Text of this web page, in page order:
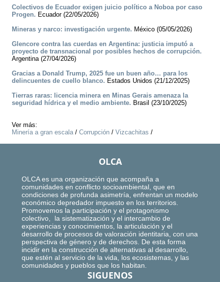
Colectivos de Ecuador exigen juicio político a Noboa por caso
Progen. Ecuador (22/05/2026)
Mineras y narco: investigación urgente. México (05/05/2026)
Glencore contra las cuerdas en Argentina: justicia imputó a
proyecto de transnacional por posibles hechos de corrupción.
Argentina (27/04/2026)
Gracias a Donald Trump, 2025 fue un buen año… para los
delincuentes de cuello blanco. Estados Unidos (21/12/2025)
Tierras raras: licencia minera en Minas Gerais amenaza la
seguridad hídrica y el medio ambiente. Brasil (23/10/2025)
Ver más:
Minería a gran escala/ Corrupción / Vizcachitas /
OLCA
OLCA es una organización que acompaña a
comunidades en conflicto socioambiental, que en
condiciones de profunda asimetría, enfrentan un modelo
económico depredador impuesto en los territorios.
Promovemos la participación y el protagonismo
colectivo, la sistematización y el intercambio de
experiencias y conocimientos, la articulación y el
desarrollo de procesos de valoración identitaria, con una
perspectiva de género y de derechos. De esta forma
incidir en la construcción de alternativas al desarrollo,
que estén al servicio de la vida, los ecosistemas, y las
comunidades y pueblos que los habitan.
SIGUENOS